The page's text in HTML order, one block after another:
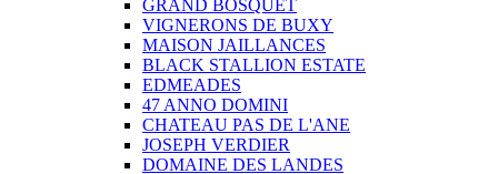
GRAND BOSQUET
VIGNERONS DE BUXY
MAISON JAILLANCES
BLACK STALLION ESTATE
EDMEADES
47 ANNO DOMINI
CHATEAU PAS DE L'ANE
JOSEPH VERDIER
DOMAINE DES LANDES